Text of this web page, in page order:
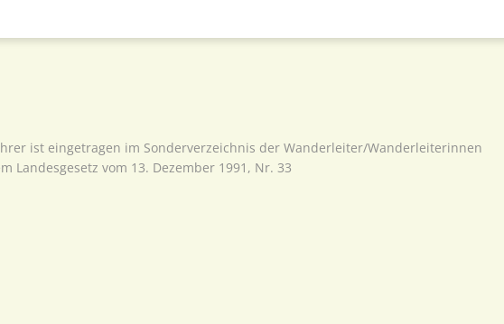
ist eingetragen im Sonderverzeichnis der Wanderleiter/Wanderleiterinnen
Landesgesetz vom 13. Dezember 1991, Nr. 33